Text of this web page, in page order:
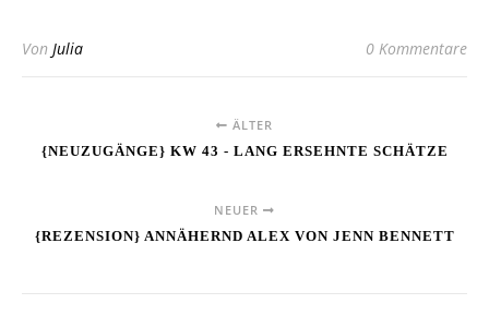
Von Julia 0 Kommentare
ÄLTER
{NEUZUGÄNGE} KW 43 - LANG ERSEHNTE SCHÄTZE
NEUER
{REZENSION} ANNÄHERND ALEX VON JENN BENNETT